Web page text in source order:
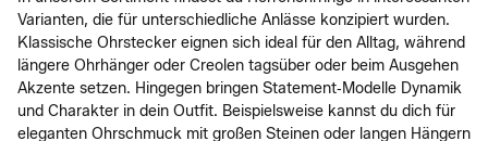
Varianten, die für unterschiedliche Anlässe konzipiert wurden.
Klassische Ohrstecker eignen sich ideal für den Alltag, während
längere Ohrhänger oder Creolen tagsüber oder beim Ausgehen
Akzente setzen. Hingegen bringen Statement‑Modelle Dynamik
und Charakter in dein Outfit. Beispielsweise kannst du dich für
eleganten Ohrschmuck mit großen Steinen oder langen Hängern